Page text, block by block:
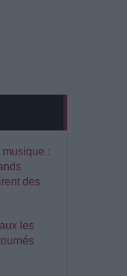
musique :
des
les